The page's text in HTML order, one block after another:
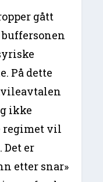
gått
På dette
ikke
regimet vil
er
etter snar»